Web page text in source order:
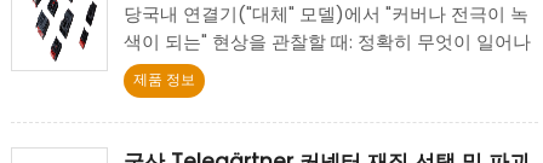
당국내 연결기("대체" 모델)에서 "커버나 전극이 녹
색이 되는" 현상을 관찰할 때: 정확히 무엇이 일어나
고 있는 것인가요? 본 문서는 그 원인, 영향, 처리 및
예방에 대해 다룹니다.
제품 정보